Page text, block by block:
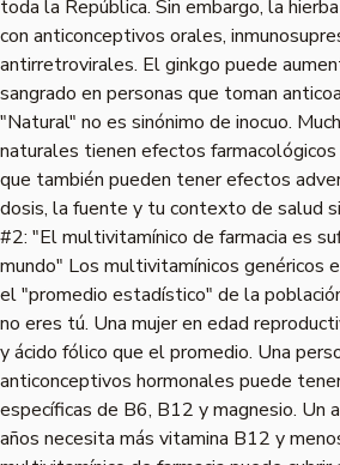
toda la República. Sin embargo, la
con anticonceptivos orales,
antirretrovirales. El ginkgo puede
sangrado en personas que toman
"Natural" no es sinónimo de inocuo.
naturales tienen efectos
que también pueden tener efectos
dosis, la fuente y tu contexto de salud
#2: "El multivitamínico de farmacia es
mundo" Los multivitamínicos genéricos
el "promedio estadístico" de la
no eres tú. Una mujer en edad
y ácido fólico que el promedio. Una
anticonceptivos hormonales puede
específicas de B6, B12 y magnesio. Un
años necesita más vitamina B12 y